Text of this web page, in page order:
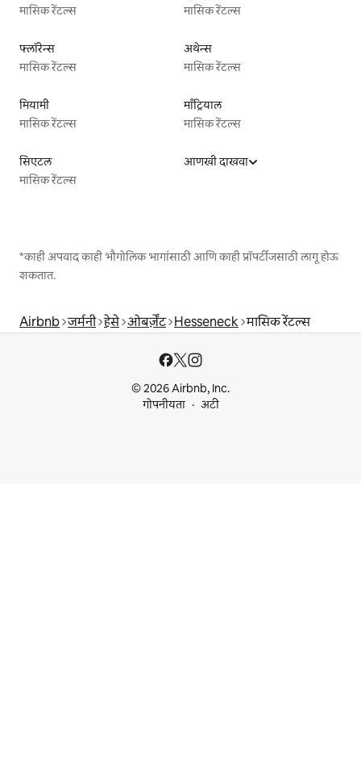
मासिक रेंटल्स
मासिक रेंटल्स
फ्लॉरेन्स
मासिक रेंटल्स
अथेन्स
मासिक रेंटल्स
मियामी
मासिक रेंटल्स
माँट्रियाल
मासिक रेंटल्स
सिएटल
मासिक रेंटल्स
आणखी दाखवा
*काही अपवाद काही भौगोलिक भागांसाठी आणि काही प्रॉपर्टीजसाठी लागू होऊ
शकतात.
Airbnb जर्मनी हेसे ओबर्ज़ेंट Hesseneck मासिक रेंटल्स
© 2026 Airbnb, Inc.
गोपनीयता
अटी